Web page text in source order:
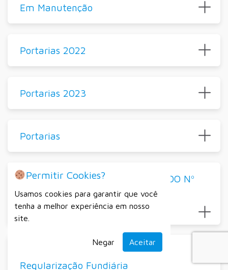
Em Manutenção
Portarias 2022
Portarias 2023
Portarias
PROCESSO SELETIVO SIMPLIFICADO Nº
003/2023
REURB – Programa Municipal de
Regularização Fundiária
Permitir Cookies?
Usamos cookies para garantir que você
tenha a melhor experiência em nosso
site.
Negar Aceitar